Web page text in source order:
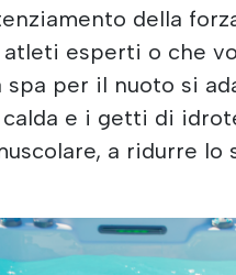
della
atleti esperti o che
per il nuoto si
e i getti di
a ridurre lo